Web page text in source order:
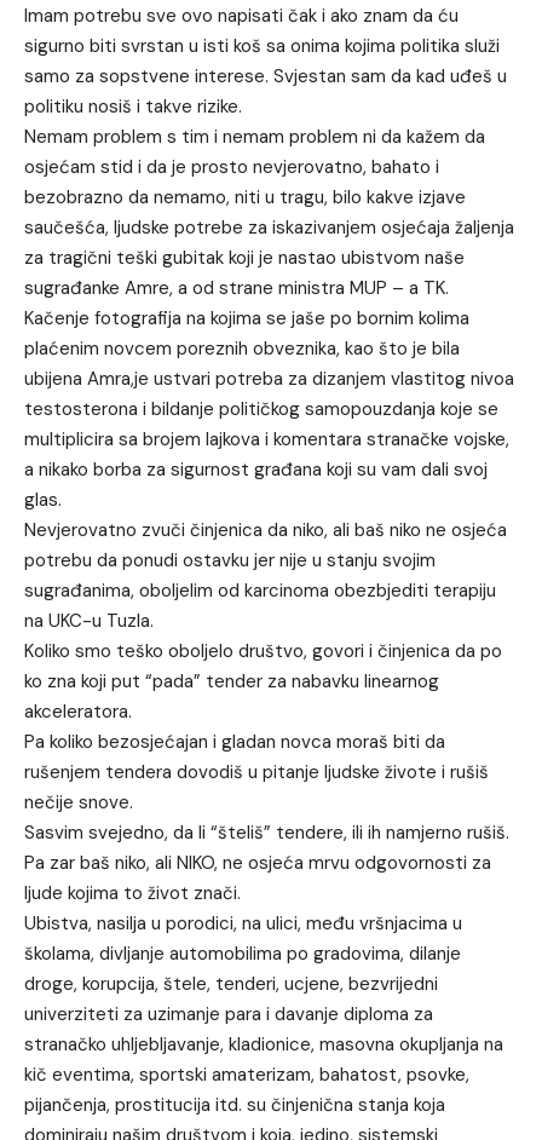
Imam potrebu sve ovo napisati čak i ako znam da ću
sigurno biti svrstan u isti koš sa onima kojima politika služi
samo za sopstvene interese. Svjestan sam da kad uđeš u
politiku nosiš i takve rizike.
Nemam problem s tim i nemam problem ni da kažem da
osjećam stid i da je prosto nevjerovatno, bahato i
bezobrazno da nemamo, niti u tragu, bilo kakve izjave
saučešća, ljudske potrebe za iskazivanjem osjećaja žaljenja
za tragični teški gubitak koji je nastao ubistvom naše
sugrađanke Amre, a od strane ministra MUP – a TK.
Kačenje fotografija na kojima se jaše po bornim kolima
plaćenim novcem poreznih obveznika, kao što je bila
ubijena Amra,je ustvari potreba za dizanjem vlastitog nivoa
testosterona i bildanje političkog samopouzdanja koje se
multiplicira sa brojem lajkova i komentara stranačke vojske,
a nikako borba za sigurnost građana koji su vam dali svoj
glas.
Nevjerovatno zvuči činjenica da niko, ali baš niko ne osjeća
potrebu da ponudi ostavku jer nije u stanju svojim
sugrađanima, oboljelim od karcinoma obezbjediti terapiju
na UKC-u Tuzla.
Koliko smo teško oboljelo društvo, govori i činjenica da po
ko zna koji put “pada” tender za nabavku linearnog
akceleratora.
Pa koliko bezosjećajan i gladan novca moraš biti da
rušenjem tendera dovodiš u pitanje ljudske živote i rušiš
nečije snove.
Sasvim svejedno, da li “šteliš” tendere, ili ih namjerno rušiš.
Pa zar baš niko, ali NIKO, ne osjeća mrvu odgovornosti za
ljude kojima to život znači.
Ubistva, nasilja u porodici, na ulici, među vršnjacima u
školama, divljanje automobilima po gradovima, dilanje
droge, korupcija, štele, tenderi, ucjene, bezvrijedni
univerziteti za uzimanje para i davanje diploma za
stranačko uhljebljavanje, kladionice, masovna okupljanja na
kič eventima, sportski amaterizam, bahatost, psovke,
pijančenja, prostitucija itd. su činjenična stanja koja